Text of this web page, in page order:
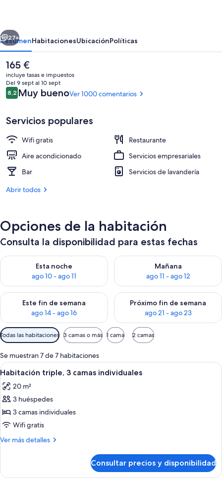
Habitación estándar doble |
Siguiente
27+
ResumenHabitacionesUbicaciónPolíticas
El
precio
actual
es
de
165 €
incluye tasas e impuestos
Del 9 sept al 10 sept
Comentarios
8,28,2 de 10
Muy buenoVer 1000 comentarios
Servicios populares
Wifi gratis
Restaurante
Aire acondicionado
Servicios empresariales
Bar
Servicios de lavandería
Abrir todos
Opciones de la habitación
Consulta la disponibilidad para estas fechas
Esta noche
ago 10 - ago 11
Consulta la disponibilidad para esta noche, ago 10 - ago 11
Mañana
ago 11 - ago 12
Consulta la disponibilidad
Este fin de semana
ago 14 - ago 16
Consulta la disponibilidad para este fin de semana, ago 14 -
Próximo fin de semana
ago 21 - ago 23
Consulta la disponibilidad
Filtros
disponibles
para
las
habitaciones
Todas las habitaciones 3 camas o más 1 cama 2 camas
Se muestran 7 de 7 habitaciones
Abrir
todas
las
fotos
de
Habitación
triple,
individuales
Habitación de hotel con dos camas,
7
Habitación triple, 3 camas individuales
20 m²
3 huéspedes
3 camas individuales
Wifi gratis
Ver más detalles
Más
triple,
Consultar precios y disponibilidad